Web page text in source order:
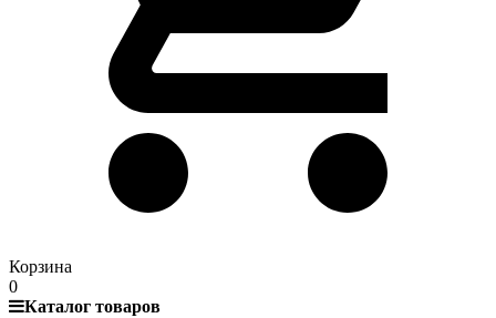
Корзина
0
Каталог товаров